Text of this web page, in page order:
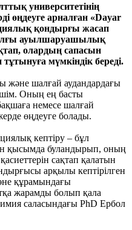
университетінің
өңдеуге арналған «Dayar
қондырғы жасап
ауылшаруашылық
олардың сапасын
мүмкіндік береді.
және шалғай аудандардағы
Оның ең басты
немесе шалғай
өңдеуге болады.
кептіру – бұл
қысымда буландырып, оның
сақтап қалатын
арқылы кептірілген
құрамындағы
жарамды болып қала
саласындағы PhD Ербол